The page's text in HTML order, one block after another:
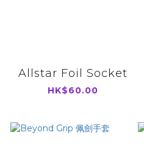
Allstar Foil Socket
HK$60.00